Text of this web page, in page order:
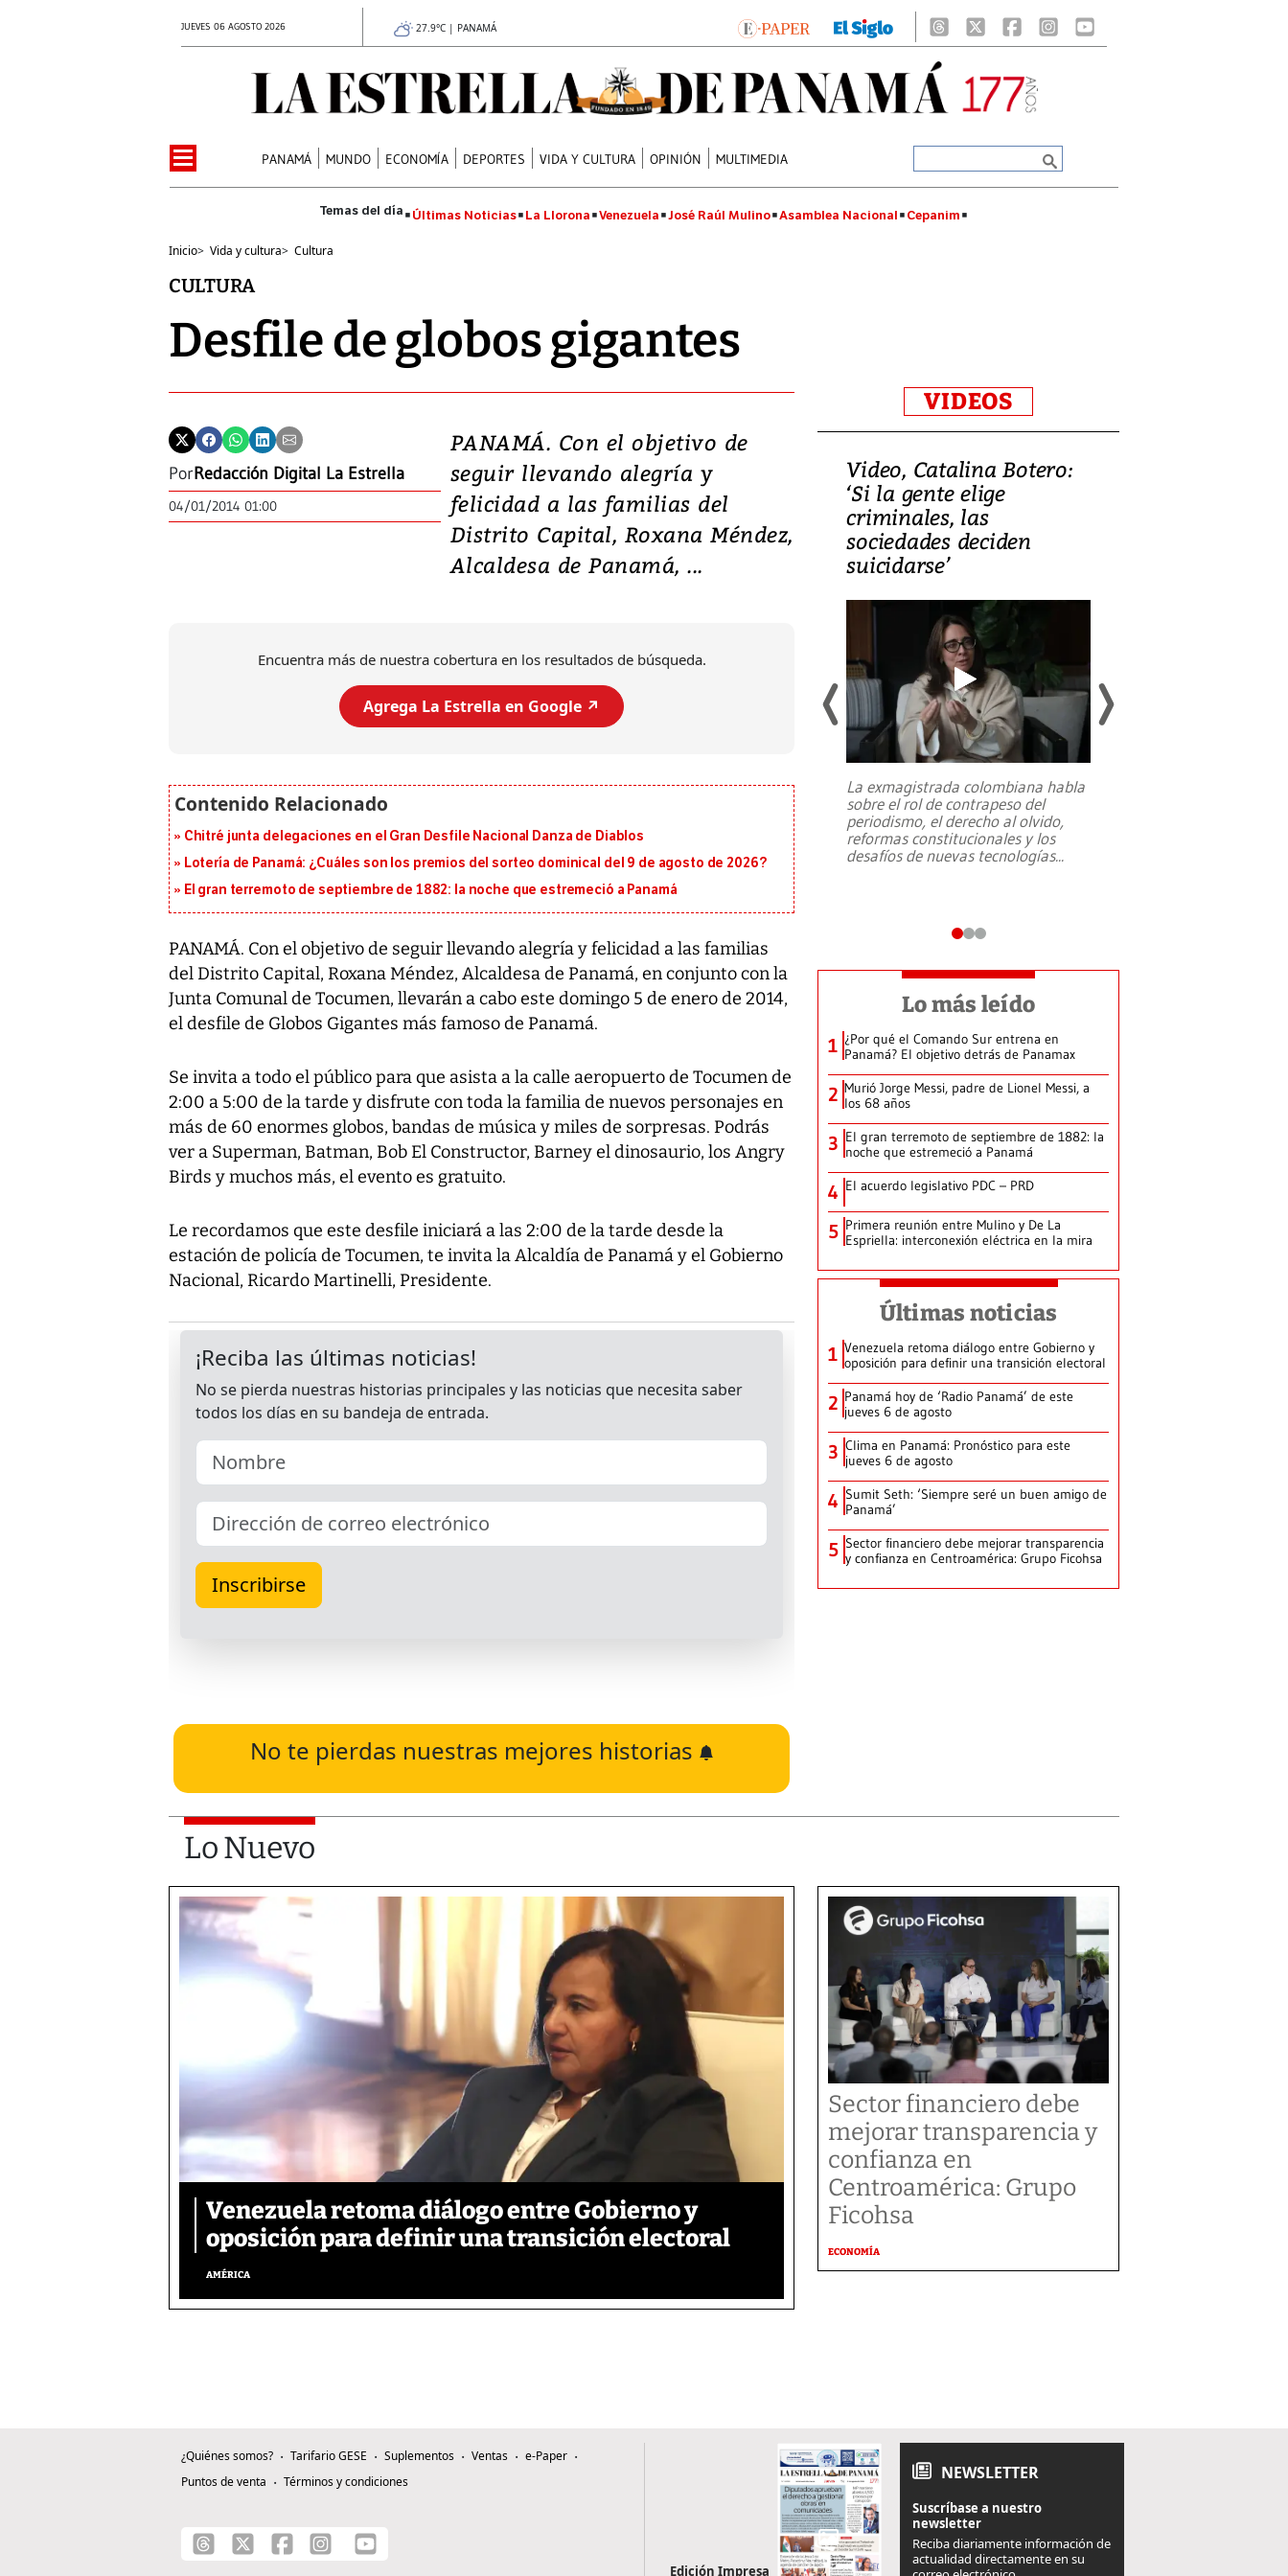
JUEVES 06 AGOSTO 2026 27.9°C | PANAMÁ
PANAMÁ MUNDO ECONOMÍA DEPORTES VIDA Y CULTURA OPINIÓN MULTIMEDIA
Últimas Noticias La Llorona Venezuela José Raúl Mulino Asamblea Nacional Cepanim
Inicio> Vida y cultura> Cultura
CULTURA
Desfile de globos gigantes
PorRedacción Digital La Estrella
04/01/2014 01:00
PANAMÁ. Con el objetivo de
seguir llevando alegría y
felicidad a las familias del
Distrito Capital, Roxana Méndez,
Alcaldesa de Panamá, ...
Encuentra más de nuestra cobertura en los resultados de búsqueda.
Agrega La Estrella en Google ↗️
Chitré junta delegaciones en el Gran Desfile Nacional Danza de Diablos
Lotería de Panamá: ¿Cuáles son los premios del sorteo dominical del 9 de agosto de 2026?
El gran terremoto de septiembre de 1882: la noche que estremeció a Panamá
PANAMÁ. Con el objetivo de seguir llevando alegría y felicidad a las familias
del Distrito Capital, Roxana Méndez, Alcaldesa de Panamá, en conjunto con la
Junta Comunal de Tocumen, llevarán a cabo este domingo 5 de enero de 2014,
el desfile de Globos Gigantes más famoso de Panamá.
Se invita a todo el público para que asista a la calle aeropuerto de Tocumen de
2:00 a 5:00 de la tarde y disfrute con toda la familia de nuevos personajes en
más de 60 enormes globos, bandas de música y miles de sorpresas. Podrás
ver a Superman, Batman, Bob El Constructor, Barney el dinosaurio, los Angry
Birds y muchos más, el evento es gratuito.
Le recordamos que este desfile iniciará a las 2:00 de la tarde desde la
estación de policía de Tocumen, te invita la Alcaldía de Panamá y el Gobierno
Nacional, Ricardo Martinelli, Presidente.
No te pierdas nuestras mejores historias
VIDEOS
Video, Japón: Terremoto
deja heridos y graves
daños en Kumamoto
al sur de Japón, provocando una
Video, Catalina Botero:
‘Si la gente elige
criminales, las
sociedades deciden
suicidarse’
La exmagistrada colombiana habla
sobre el rol de contrapeso del
periodismo, el derecho al olvido,
reformas constitucionales y los
desafíos de nuevas tecnologías...
Lo más leído
1 ¿Por qué el Comando Sur entrena en
Panamá? El objetivo detrás de Panamax
2 Murió Jorge Messi, padre de Lionel Messi, a
los 68 años
3 El gran terremoto de septiembre de 1882: la
noche que estremeció a Panamá
4 El acuerdo legislativo PDC – PRD
5 Primera reunión entre Mulino y De La
Espriella: interconexión eléctrica en la mira
Últimas noticias
1 Venezuela retoma diálogo entre Gobierno y
oposición para definir una transición electoral
2 Panamá hoy de ‘Radio Panamá’ de este
jueves 6 de agosto
3 Clima en Panamá: Pronóstico para este
jueves 6 de agosto
4 Sumit Seth: ‘Siempre seré un buen amigo de
Panamá’
5 Sector financiero debe mejorar transparencia
y confianza en Centroamérica: Grupo Ficohsa
Lo Nuevo
Venezuela retoma diálogo entre Gobierno y
oposición para definir una transición electoral
AMÉRICA
Sector financiero debe
mejorar transparencia y
confianza en
Centroamérica: Grupo
Ficohsa
ECONOMÍA
¿Quiénes somos? Tarifario GESE Suplementos Ventas
e-Paper
Puntos de venta
Términos y condiciones
Edición Impresa
NEWSLETTER
Suscríbase a nuestro
newsletter
Reciba diariamente información de
actualidad directamente en su